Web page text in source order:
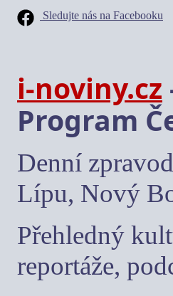
Sledujte nás na Facebooku
i-noviny.cz
Program
Denní
Lípu, Nový
Přehledný
reportáže,